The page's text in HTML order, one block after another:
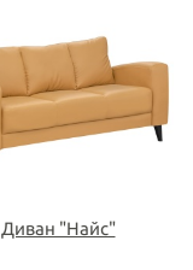
Диван "Найс"